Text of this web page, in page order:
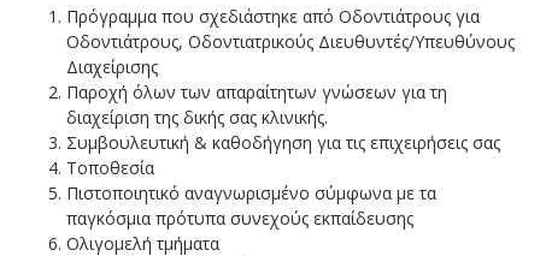
Πρόγραμμα που σχεδιάστηκε από Οδοντιάτρους για
Οδοντιάτρους, Οδοντιατρικούς Διευθυντές/Υπευθύνους
Διαχείρισης
Παροχή όλων των απαραίτητων γνώσεων για τη
διαχείριση της δικής σας κλινικής.
Συμβουλευτική & καθοδήγηση για τις επιχειρήσεις σας
Τοποθεσία
Πιστοποιητικό αναγνωρισμένο σύμφωνα με τα
παγκόσμια πρότυπα συνεχούς εκπαίδευσης
Ολιγομελή τμήματα